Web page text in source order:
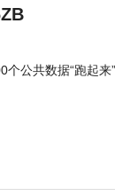
公共数据“跑起